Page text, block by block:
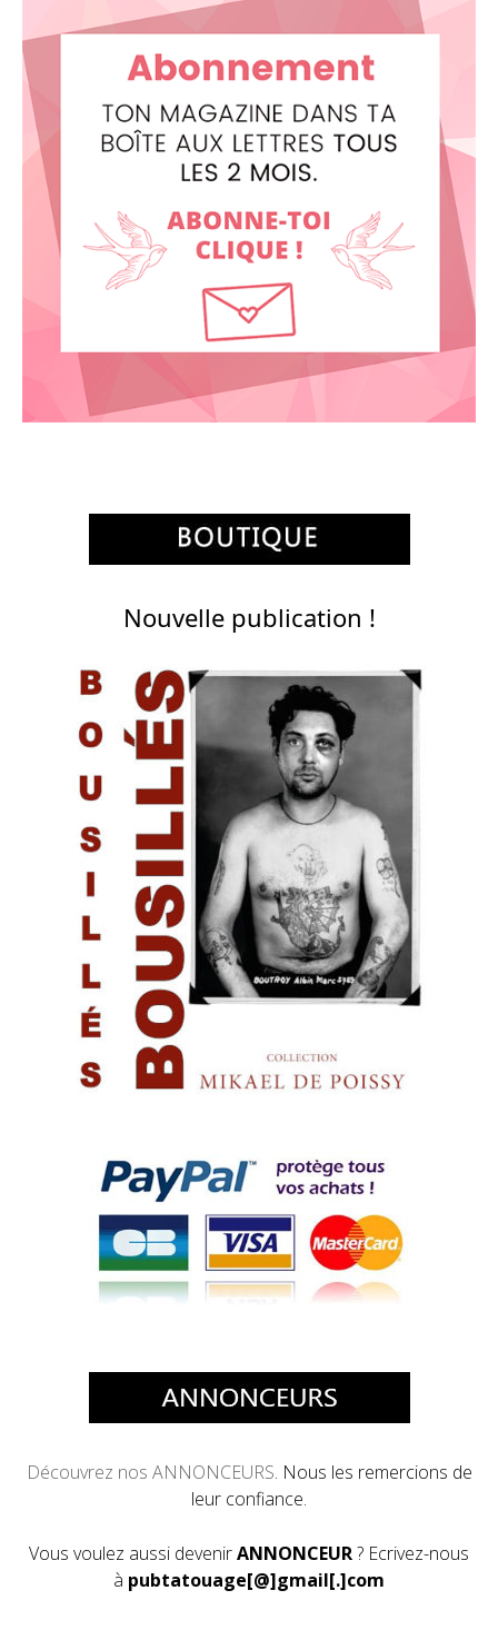
Nouvelle publication !
Découvrez nos ANNONCEURS. Nous les remercions de
leur confiance.
Vous voulez aussi devenirANNONCEUR? Ecrivez-nous
à pubtatouage[@]gmail[.]com